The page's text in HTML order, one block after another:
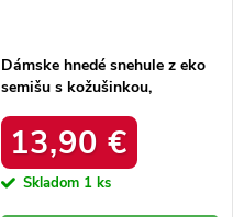
Dámske hnedé snehule z eko
semišu s kožušinkou,
LEOPARD
13,90 €
Skladom 1 ks